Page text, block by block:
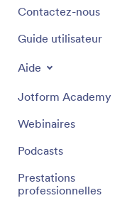
Contactez-nous
Guide utilisateur
Aide
Jotform Academy
Webinaires
Podcasts
Prestations
professionnelles